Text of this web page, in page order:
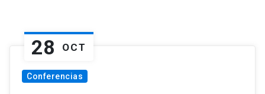
28 OCT
Conferencias